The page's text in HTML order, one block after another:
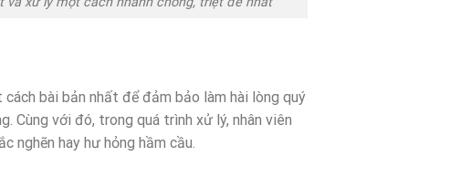
bài bản nhất để đảm bảo làm hài lòng quý
Cùng với đó, trong quá trình xử lý, nhân viên
nghẽn hay hư hỏng hầm cầu.